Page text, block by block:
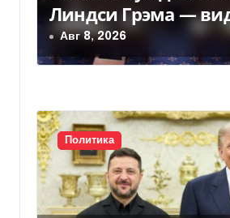
а
п
с
я
м
Линдси Грэма —
Авг 8, 2026
Политика